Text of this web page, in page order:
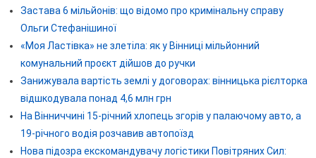
Застава 6 мільйонів: що відомо про кримінальну справу
Ольги Стефанішиної
«Моя Ластівка» не злетіла: як у Вінниці мільйонний
комунальний проєкт дійшов до ручки
Занижувала вартість землі у договорах: вінницька рієлторка
відшкодувала понад 4,6 млн грн
На Вінниччині 15-річний хлопець згорів у палаючому авто, а
19-річного водія розчавив автопоїзд
Нова підозра екскомандувачу логістики Повітряних Сил: